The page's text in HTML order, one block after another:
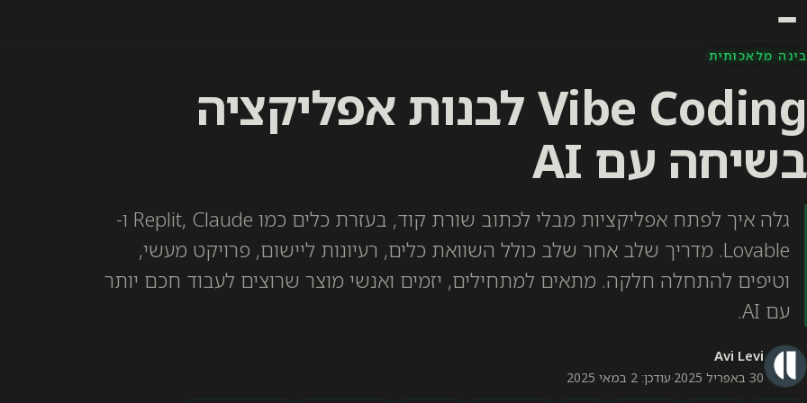
בינה מלאכותית
Vibe Coding לבנות אפליקציה
בשיחה עם AI
גלה איך לפתח אפליקציות מבלי לכתוב שורת קוד, בעזרת כלים כמו Replit, Claude ו-
Lovable. מדריך שלב אחר שלב כולל השוואת כלים, רעיונות ליישום, פרויקט מעשי,
וטיפים להתחלה חלקה. מתאים למתחילים, יזמים ואנשי מוצר שרוצים לעבוד חכם יותר
עם AI.
Avi Levi
30 באפריל 2025 ·עודכן: 2 במאי 2025